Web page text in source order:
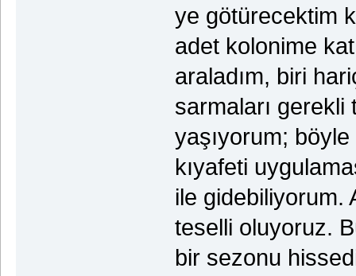
ye götürecektim
adet kolonime
araladım, biri
sarmaları gerekli
yaşıyorum;
kıyafeti
ile gidebiliyorum.
teselli oluyoruz.
bir sezonu